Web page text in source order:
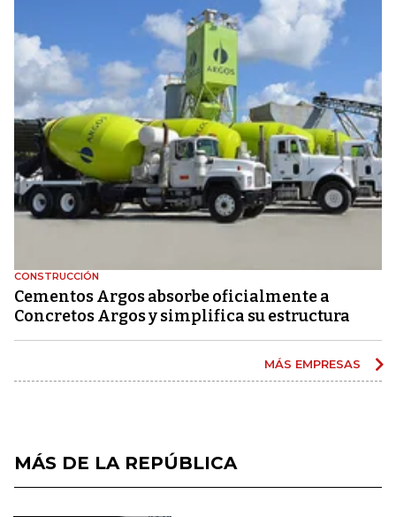
CONSTRUCCIÓN
Cementos Argos absorbe oficialmente a
Concretos Argos y simplifica su estructura
MÁS EMPRESAS
MÁS DE LA REPÚBLICA